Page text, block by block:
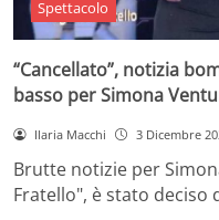
Spettacolo
“Cancellato”, notizia
basso per Simona
Ilaria Macchi 3 Dicembre
Brutte notizie per
Fratello", è stato deciso